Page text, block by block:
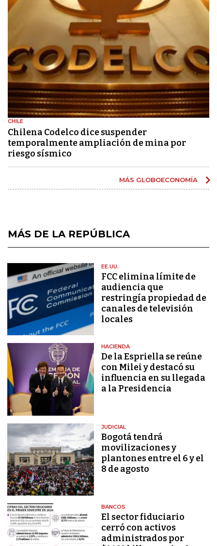
CHILE
Chilena Codelco dice suspender
temporalmente ampliación de mina por
riesgo sísmico
MÁS GLOBOECONOMÍA
MÁS DE LA REPÚBLICA
EE.UU.
FCC elimina límite de
audiencia que
restringía propiedad de
canales de televisión
locales
HACIENDA
De la Espriella se reúne
con Milei y destacó su
influencia en su llegada
a la Presidencia
JUDICIAL
Bogotá tendrá
movilizaciones y
plantones entre el 6 y el
8 de agosto
BANCOS
El sector fiduciario
cerró con activos
administrados por